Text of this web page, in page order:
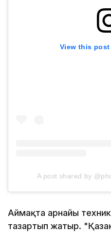
View this
A post shared by
Аймақта арнайы
тазартып жатыр.